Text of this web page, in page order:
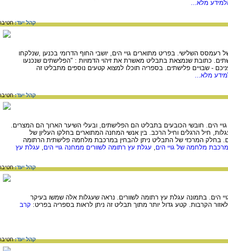
מלא...
קהל יעד:
השלישי. בפריט מתוארים גויי הים, יושבי החוף הדרומי בכנען ,שנלקחו
כתובת שנמצאת בתבליט מאשרת את זיהוי הדמויות : "הפלישתים שנכנעו
- שבויים פלישתים. בספריה תוכלו למצוא קטעים נוספים מתבליט זה
מלא...
קהל יעד:
הים. חובשי הכובעים בתבליט הם הפלישתים, ובעלי השיער הארוך הם המצרים.
חיל הרגלים וחיל הרכב. בין אנשי המחנה המתוארים בחלקו העליון של
בחלק המרכזי של התבליט ניתן להבחין במרכבת מלחמה פלישתית הרתומה
מרכבת מלחמה של גויי הים עגלת עץ רתומה לשוורים ממחנה גויי הים
עגלת עץ
קהל יעד:
הים. בתמונה עגלת עץ רתומה לשוורים. נראה שעגלות אלה שמשו בעיקר
הקרבות. קטע גדול יותר מתוך תבליט זה ניתן לראות בספריה בפריט: קרב
קהל יעד: